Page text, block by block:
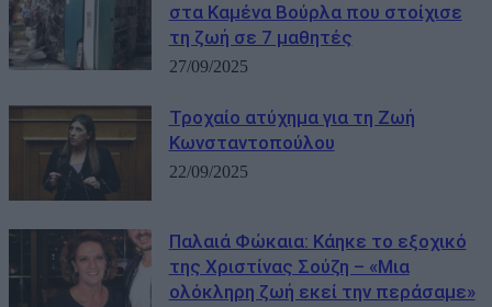
στα Καμένα Βούρλα που στοίχισε
τη ζωή σε 7 μαθητές
27/09/2025
Τροχαίο ατύχημα για τη Ζωή
Κωνσταντοπούλου
22/09/2025
Παλαιά Φώκαια: Κάηκε το εξοχικό
της Χριστίνας Σούζη – «Μια
ολόκληρη ζωή εκεί την περάσαμε»